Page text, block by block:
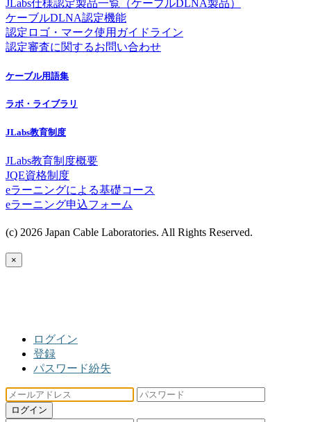
JLabs仕様認定製品一覧（ケーブルDLNA製品）
ケーブルDLNA認定機能
認定ロゴ・マーク使用ガイドライン
認定審査に関するお問い合わせ
ケーブル用語集
ラボ・ライブラリ
JLabs教育制度
JLabs教育制度概要
JQE資格制度
eラーニングによる基礎コース
eラーニング申込フォーム
(c) 2026 Japan Cable Laboratories. All Rights Reserved.
×
ログイン
登録
パスワード紛失
ログイン